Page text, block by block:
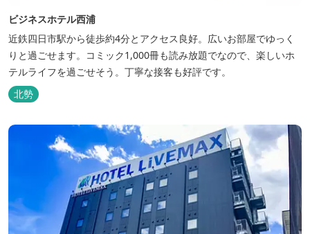
ビジネスホテル西浦
近鉄四日市駅から徒歩約4分とアクセス良好。広いお部屋でゆっく
りと過ごせます。コミック1,000冊も読み放題でなので、楽しいホ
テルライフを過ごせそう。丁寧な接客も好評です。
北勢